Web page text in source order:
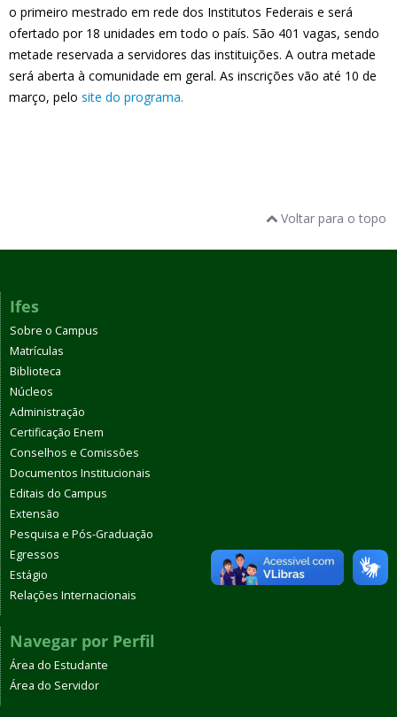
o primeiro mestrado em rede dos Institutos Federais e será
ofertado por 18 unidades em todo o país. São 401 vagas, sendo
metade reservada a servidores das instituições. A outra metade
será aberta à comunidade em geral. As inscrições vão até 10 de
março, pelo site do programa.
Voltar para o topo
Ifes
Sobre o Campus
Matrículas
Biblioteca
Núcleos
Administração
Certificação Enem
Conselhos e Comissões
Documentos Institucionais
Editais do Campus
Extensão
Pesquisa e Pós-Graduação
Egressos
Estágio
Relações Internacionais
Navegar por Perfil
Área do Estudante
Área do Servidor